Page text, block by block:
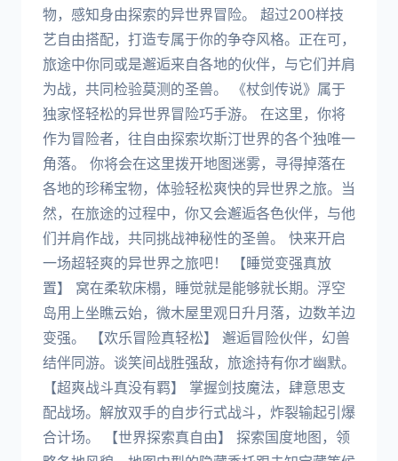
物，感知身由探索的异世界冒险。 超过200样技
艺自由搭配，打造专属于你的争夺风格。正在可，
旅途中你同或是邂逅来自各地的伙伴，与它们并肩
为战，共同检验莫测的圣兽。 《杖剑传说》属于
独家怪轻松的异世界冒险巧手游。 在这里，你将
作为冒险者，往自由探索坎斯汀世界的各个独唯一
角落。 你将会在这里拨开地图迷雾，寻得掉落在
各地的珍稀宝物，体验轻松爽快的异世界之旅。当
然，在旅途的过程中，你又会邂逅各色伙伴，与他
们并肩作战，共同挑战神秘性的圣兽。 快来开启
一场超轻爽的异世界之旅吧！ 【睡觉变强真放
置】 窝在柔软床榻，睡觉就是能够就长期。浮空
岛用上坐瞧云始，微木屋里观日升月落，边数羊边
变强。 【欢乐冒险真轻松】 邂逅冒险伙伴，幻兽
结伴同游。谈笑间战胜强敌，旅途持有你才幽默。
【超爽战斗真没有羁】 掌握剑技魔法，肆意思支
配战场。解放双手的自步行式战斗，炸裂输起引爆
合计场。 【世界探索真自由】 探索国度地图，领